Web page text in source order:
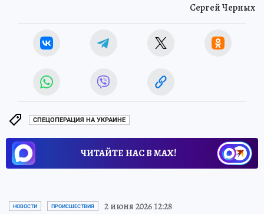
Сергей Черных
СПЕЦОПЕРАЦИЯ НА УКРАИНЕ
ЧИТАЙТЕ НАС В МАХ!
НОВОСТИ ПРОИСШЕСТВИЯ 2 июня 2026 12:28